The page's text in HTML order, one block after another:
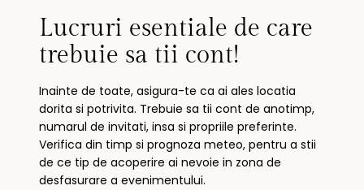
Lucruri esentiale de care
trebuie sa tii cont!
Inainte de toate, asigura-te ca ai ales locatia
dorita si potrivita. Trebuie sa tii cont de anotimp,
numarul de invitati, insa si propriile preferinte.
Verifica din timp si prognoza meteo, pentru a stii
de ce tip de acoperire ai nevoie in zona de
desfasurare a evenimentului.